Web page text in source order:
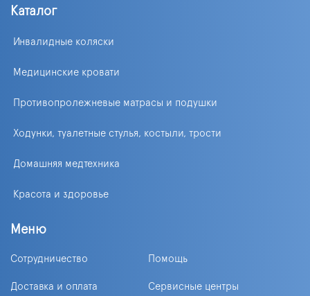
Каталог
Инвалидные коляски
Медицинские кровати
Противопролежневые матрасы и подушки
Ходунки, туалетные стулья, костыли, трости
Домашняя медтехника
Красота и здоровье
Меню
Сотрудничество Помощь
Доставка и оплата Сервисные центры